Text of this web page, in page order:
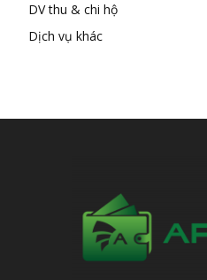
DV thu & chi hộ
Dịch vụ khác